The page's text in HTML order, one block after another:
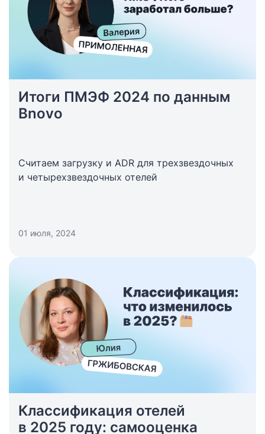
Итоги ПМЭФ 2024 по данным
Bnovo
Считаем загрузку и ADR для трехзвездочных
и четырехзвездочных отелей
01 июля, 2024
Классификация отелей
в 2025 году: самооценка